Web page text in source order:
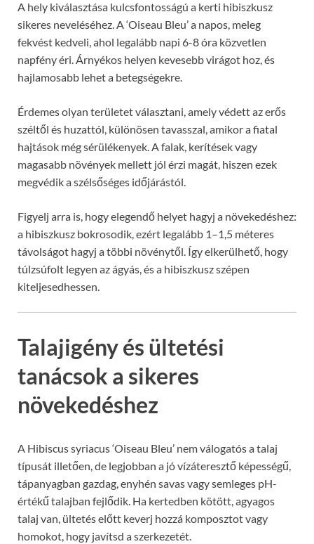
A hely kiválasztása kulcsfontosságú a kerti hibiszkusz
sikeres neveléséhez. A ‘Oiseau Bleu’ a napos, meleg
fekvést kedveli, ahol legalább napi 6-8 óra közvetlen
napfény éri. Árnyékos helyen kevesebb virágot hoz, és
hajlamosabb lehet a betegségekre.
Érdemes olyan területet választani, amely védett az erős
széltől és huzattól, különösen tavasszal, amikor a fiatal
hajtások még sérülékenyek. A falak, kerítések vagy
magasabb növények mellett jól érzi magát, hiszen ezek
megvédik a szélsőséges időjárástól.
Figyelj arra is, hogy elegendő helyet hagyj a növekedéshez:
a hibiszkusz bokrosodik, ezért legalább 1–1,5 méteres
távolságot hagyj a többi növénytől. Így elkerülhető, hogy
túlzsúfolt legyen az ágyás, és a hibiszkusz szépen
kiteljesedhessen.
Talajigény és ültetési
tanácsok a sikeres
növekedéshez
A Hibiscus syriacus ‘Oiseau Bleu’ nem válogatós a talaj
típusát illetően, de legjobban a jó vízáteresztő képességű,
tápanyagban gazdag, enyhén savas vagy semleges pH-
értékű talajban fejlődik. Ha kertedben kötött, agyagos
talaj van, ültetés előtt keverj hozzá komposztot vagy
homokot, hogy javítsd a szerkezetét.